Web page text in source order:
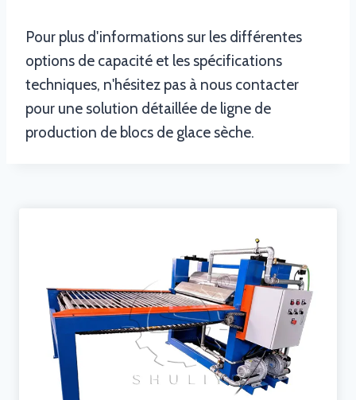
Pour plus d'informations sur les différentes
options de capacité et les spécifications
techniques, n'hésitez pas à nous contacter
pour une solution détaillée de ligne de
production de blocs de glace sèche.